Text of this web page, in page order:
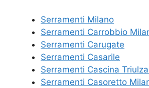
Serramenti Milano
Serramenti Carrobbio
Serramenti Carugate
Serramenti Casarile
Serramenti Cascina
Serramenti Casoretto